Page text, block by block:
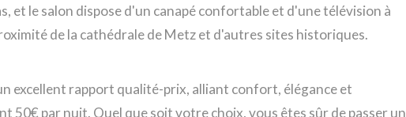
et le salon dispose d'un canapé confortable et d'une télévision à
de la cathédrale de Metz et d'autres sites historiques.
excellent rapport qualité-prix, alliant confort, élégance et
50€ par nuit. Quel que soit votre choix, vous êtes sûr de passer un